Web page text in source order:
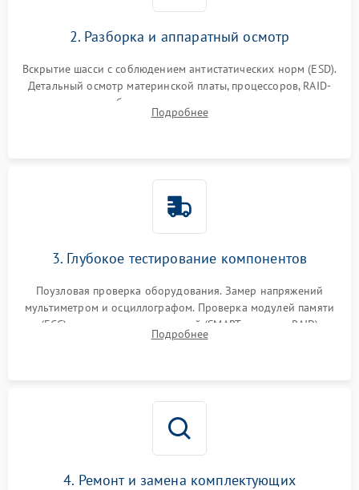
2. Разборка и аппаратный осмотр
Вскрытие шасси с соблюдением антистатических норм (ESD).
Детальный осмотр материнской платы, процессоров, RAID-
контроллеров и блоков питания на наличие термических
повреждений, прогаров или окислений.
Подробнее
3. Глубокое тестирование компонентов
Поузловая проверка оборудования. Замер напряжений
мультиметром и осциллографом. Проверка модулей памяти
(ECC) и состояния накопителей (SMART, массивы RAID)
специализированными диагностическими утилитами.
Подробнее
4. Ремонт и замена комплектующих